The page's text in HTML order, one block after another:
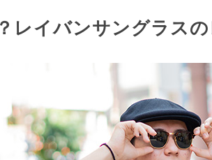
レイバンサングラス